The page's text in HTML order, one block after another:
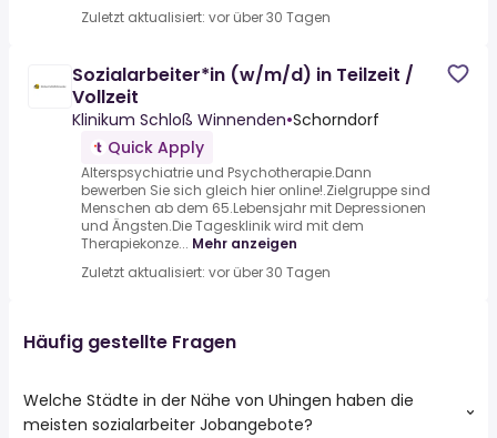
Zuletzt aktualisiert: vor über 30 Tagen
Sozialarbeiter*in (w/m/d) in Teilzeit /
Vollzeit
Klinikum Schloß Winnenden•Schorndorf
Quick Apply
Alterspsychiatrie und Psychotherapie.Dann
bewerben Sie sich gleich hier online!.Zielgruppe sind
Menschen ab dem 65.Lebensjahr mit Depressionen
und Ängsten.Die Tagesklinik wird mit dem
Therapiekonze... Mehr anzeigen
Zuletzt aktualisiert: vor über 30 Tagen
Häufig gestellte Fragen
Welche Städte in der Nähe von Uhingen haben die
meisten sozialarbeiter Jobangebote?